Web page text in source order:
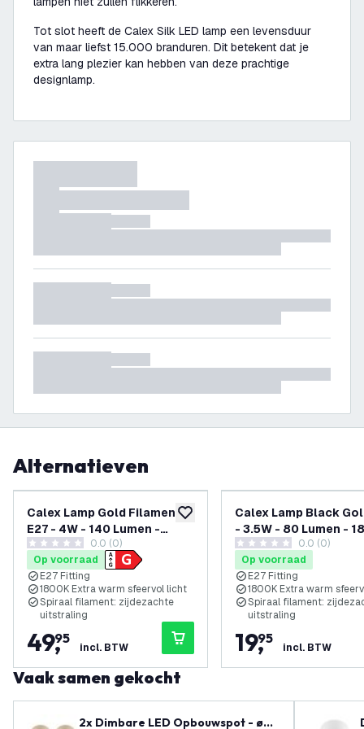
Tot slot heeft de Calex Silk LED lamp een levensduur
van maar liefst 15.000 branduren. Dit betekent dat je
extra lang plezier kan hebben van deze prachtige
designlamp.
Alternatieven
toevoegen aan verlanglijst
Calex Lamp Gold Filament -
E27 - 4W - 140 Lumen -
1800K
0 score sterren0.0 (0)
Op voorraad
E27 Fitting
1800K Extra warm sfeervol licht
Spiraal filament: zijdezachte
uitstraling
49,
95
incl. BTW
Calex Lamp Black
- 3.5W - 80 Lumen -
0 score sterren0.0 (0)
Op voorraad
E27 Fitting
1800K Extra warm
Spiraal filament:
uitstraling
19,
95
incl. BTW
Vaak samen gekocht
2x Dimbare LED Opbouwspot - ø95